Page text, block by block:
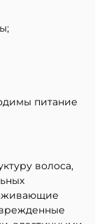
питание
волоса,